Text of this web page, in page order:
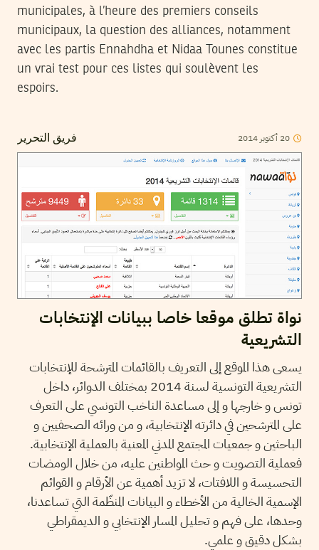
municipales, à l’heure des premiers conseils
municipaux, la question des alliances, notamment
avec les partis Ennahdha et Nidaa Tounes constitue
un vrai test pour ces listes qui soulèvent les
espoirs.
فريق التحرير 20 أكتوبر 2014
نواة تطلق موقعا خاصا ببيانات الإنتخابات
التشريعية
يسعى هذا الموقع إلى التعريف بالقائمات المترشحة للإنتخابات
التشريعية التونسية لسنة 2014 بمختلف الدوائر، داخل
تونس و خارجها و إلى مساعدة الناخب التونسي على التعرف
على المترشحين في دائرته الإنتخابية، و من ورائه الصحفيين و
الباحثين و جمعيات المجتمع المدني المعنية بالعملية الإنتخابية.
فعملية التصويت و حث المواطنين عليه، من خلال الومضات
التحسيسة و اللافتات، لا تزيد أهمية عن الأرقام و القوائم
الإسمية الخالية من الأخطاء و البيانات المنظّمة التي تساعدنا،
وحدها، على فهم و تحليل المسار الإنتخابي و الديمقراطي
بشكل دقيق و علمي.